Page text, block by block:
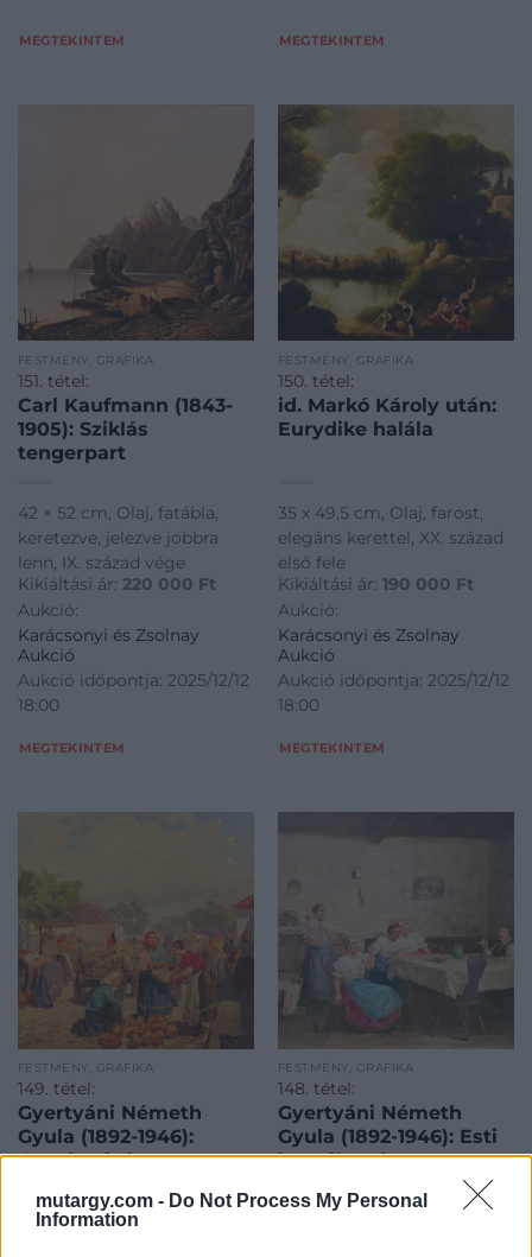
mutargy.com - Do Not Process My Personal
Information
MEGTEKINTEM MEGTEKINTEM
FESTMÉNY, GRAFIKA
151. tétel:
Carl Kaufmann (1843-
1905): Sziklás
tengerpart
42 × 52 cm, Olaj, fatábla,
keretezve, jelezve jobbra
lenn, IX. század vége
Kikiáltási ár: 220 000 Ft
Aukció:
Karácsonyi és Zsolnay
Aukció
Aukció időpontja: 2025/12/12
18:00
MEGTEKINTEM
FESTMÉNY, GRAFIKA
150. tétel:
id. Markó Károly után:
Eurydike halála
35 x 49,5 cm, Olaj, farost,
elegáns kerettel, XX. század
első fele
Kikiáltási ár: 190 000 Ft
Aukció:
Karácsonyi és Zsolnay
Aukció
Aukció időpontja: 2025/12/12
18:00
MEGTEKINTEM
FESTMÉNY, GRAFIKA
149. tétel:
Gyertyáni Németh
Gyula (1892-1946):
Cserépvásár
60 x 80 cm, Olaj, vászon,
FESTMÉNY, GRAFIKA
148. tétel:
Gyertyáni Németh
Gyula (1892-1946): Esti
beszélgetés